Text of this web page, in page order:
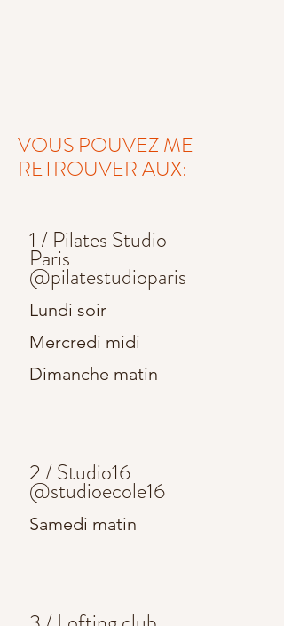
VOUS POUVEZ ME
RETROUVER AUX:
1 / Pilates Studio
Paris
@pilatestudioparis
Lundi soir
Mercredi midi
Dimanche matin
2 / Studio16
@studioecole16
Samedi matin